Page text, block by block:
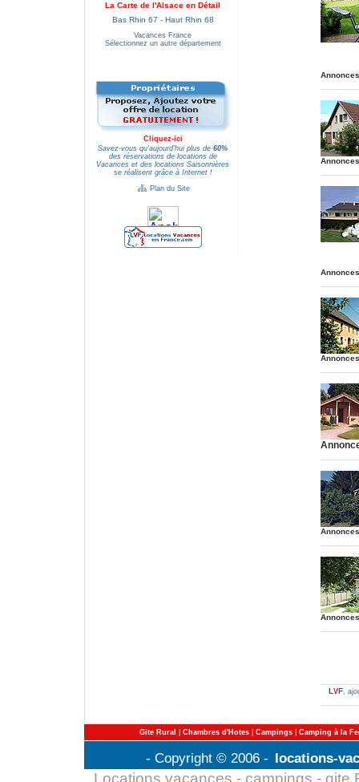
La Carte de l'Alsace en Détail
Bas Rhin 67 - Haut Rhin 68
Vacances France
Sélectionnez un autre département
Cliquez-ici
Savez-vous qu'aujourd'hui plus de 60%
des réservations de locations de
Vacances et des locations Saisonnières
se réalisent grâce à Internet !
Plan du Site
LVF,
Gite Rural Chambres d'Hotes Campings Camping à la
- Copyright © 2006 - locations-
Locations vacances - campings - gite